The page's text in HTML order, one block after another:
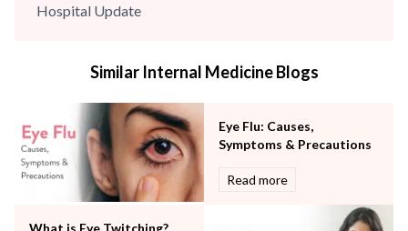
Hospital Update
Mental Health
Neonatology & Paediatrics
Nephrology & Dialysis
Neurology
Obstetrics
Orthopaedics
Similar Internal Medicine Blogs
Eye Flu: Causes,
Symptoms & Precautions
Read more
What is Eye Twitching?